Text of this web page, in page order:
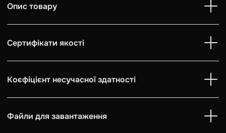
Опис товару
Сертифікати якості
Коєфіцієнт несучасної здатності
Файли для завантаження